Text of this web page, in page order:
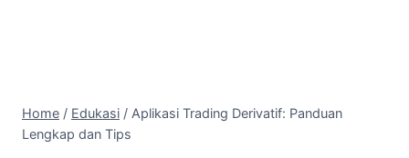
Home / Edukasi / Aplikasi Trading Derivatif: Panduan
Lengkap dan Tips